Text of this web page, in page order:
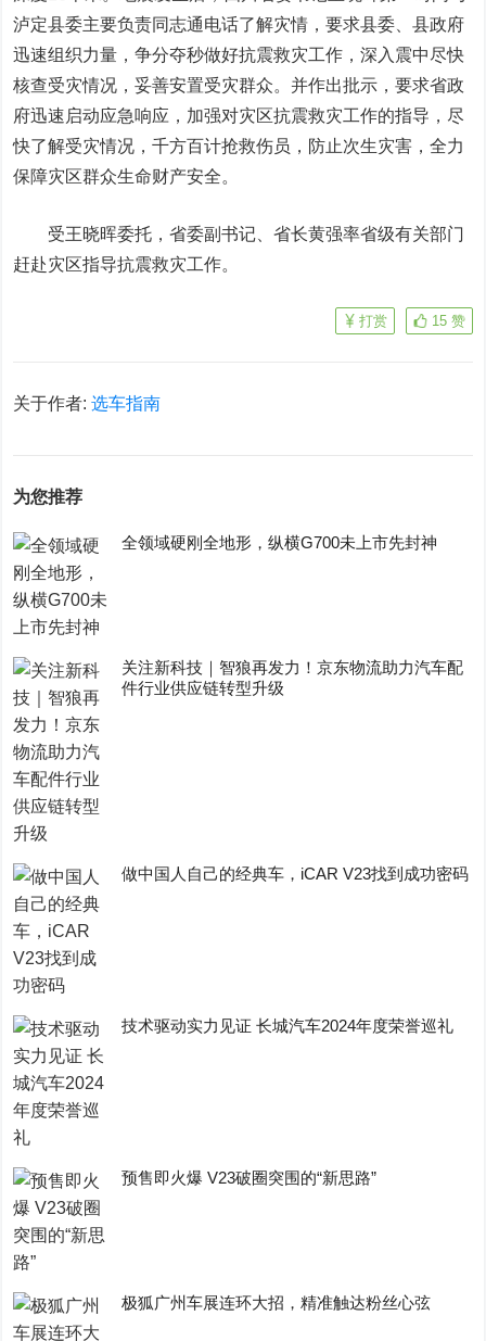
泸定县委主要负责同志通电话了解灾情，要求县委、县政府
迅速组织力量，争分夺秒做好抗震救灾工作，深入震中尽快
核查受灾情况，妥善安置受灾群众。并作出批示，要求省政
府迅速启动应急响应，加强对灾区抗震救灾工作的指导，尽
快了解受灾情况，千方百计抢救伤员，防止次生灾害，全力
保障灾区群众生命财产安全。
受王晓晖委托，省委副书记、省长黄强率省级有关部门
赶赴灾区指导抗震救灾工作。
15 赞
打赏
关于作者:选车指南
为您推荐
全领域硬刚全地形，纵横G700未上市先封神
关注新科技｜智狼再发力！京东物流助力汽车配
件行业供应链转型升级
做中国人自己的经典车，iCAR V23找到成功密码
技术驱动实力见证 长城汽车2024年度荣誉巡礼
预售即火爆 V23破圈突围的“新思路”
极狐广州车展连环大招，精准触达粉丝心弦